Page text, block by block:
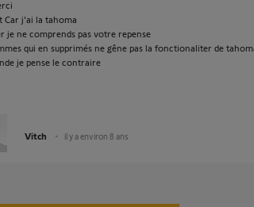
Car j'ai la tahoma
je ne comprends pas votre repense
qui en supprimés ne gêne pas la fonctionaliter de
je pense le contraire
Vitch il y a environ 8 ans